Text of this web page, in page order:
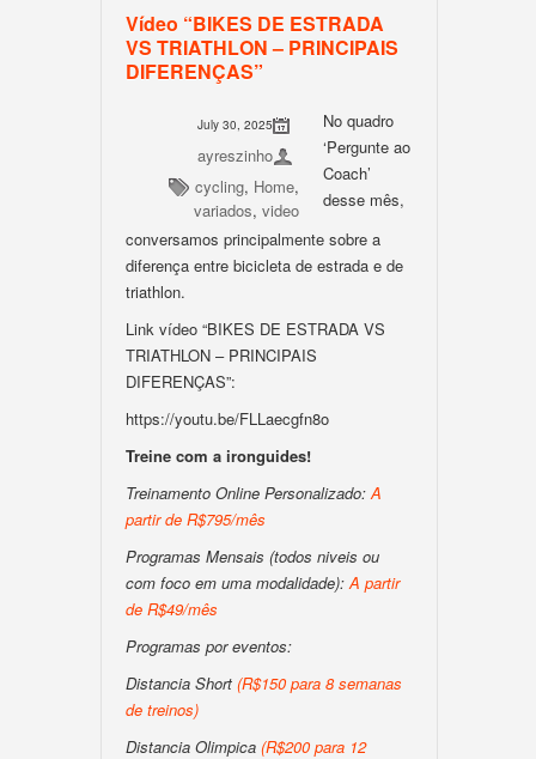
Vídeo “BIKES DE ESTRADA
VS TRIATHLON – PRINCIPAIS
DIFERENÇAS”
July 30, 2025
ayreszinho
cycling, Home,
variados, video
No quadro
‘Pergunte ao
Coach’
desse mês,
conversamos principalmente sobre a
diferença entre bicicleta de estrada e de
triathlon.
Link vídeo “BIKES DE ESTRADA VS
TRIATHLON – PRINCIPAIS
DIFERENÇAS”:
https://youtu.be/FLLaecgfn8o
Treine com a ironguides!
Treinamento Online Personalizado:A
partir de R$795/mês
Programas Mensais (todos niveis ou
com foco em uma modalidade):A partir
de R$49/mês
Programas por eventos:
Distancia Short (R$150 para 8 semanas
de treinos)
Distancia Olimpica (R$200 para 12